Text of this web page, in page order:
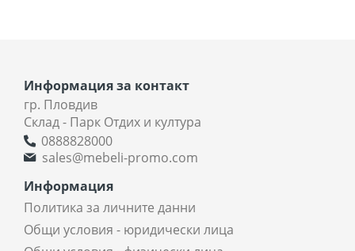
Информация за контакт
гр. Пловдив
Склад - Парк Отдих и култура
0888828000
sales@mebeli-promo.com
Информация
Политика за личните данни
Общи условия - юридически лица